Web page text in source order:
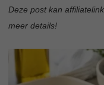
Deze post kan
meer details!